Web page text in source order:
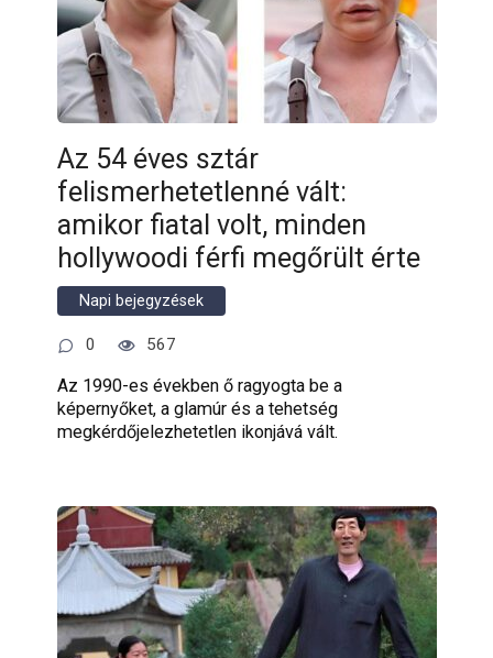
Az 54 éves sztár
felismerhetetlenné vált:
amikor fiatal volt, minden
hollywoodi férfi megőrült érte
Napi bejegyzések
0 567
Az 1990-es években ő ragyogta be a
képernyőket, a glamúr és a tehetség
megkérdőjelezhetetlen ikonjává vált.